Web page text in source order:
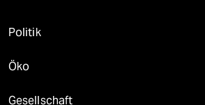
Politik
Öko
Gesellschaft